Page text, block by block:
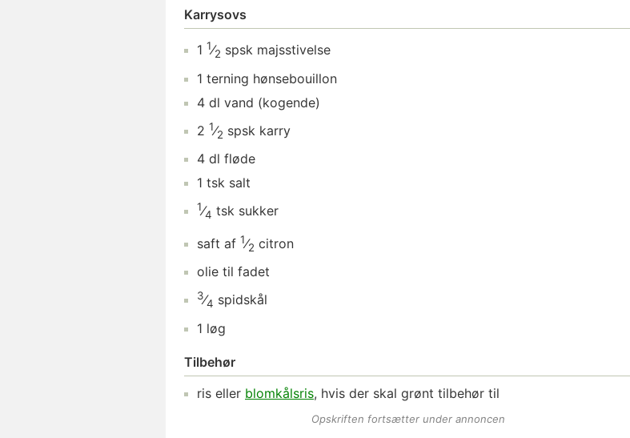
Karrysovs
1 1⁄2 spsk majsstivelse
1 terning hønsebouillon
4 dl vand (kogende)
2 1⁄2 spsk karry
4 dl fløde
1 tsk salt
1⁄4 tsk sukker
saft af 1⁄2 citron
olie til fadet
3⁄4 spidskål
1 løg
Tilbehør
ris eller blomkålsris, hvis der skal grønt tilbehør til
Opskriften fortsætter under annoncen